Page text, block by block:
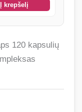
Į krepšelį
120 kapsulių